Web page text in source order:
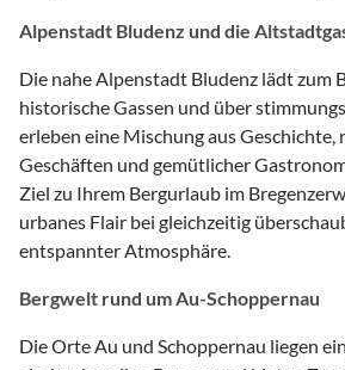
Alpenstadt Bludenz und die
Die nahe Alpenstadt Bludenz lädt zum
historische Gassen und über
erleben eine Mischung aus Geschichte,
Geschäften und gemütlicher
Ziel zu Ihrem Bergurlaub im
urbanes Flair bei gleichzeitig
entspannter Atmosphäre.
Bergwelt rund um Au-Schoppernau
Die Orte Au und Schoppernau liegen